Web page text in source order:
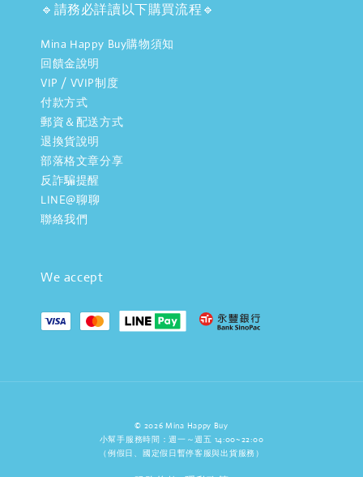
🔹請務必詳讀以下購買流程🔹
Mina Happy Buy購物須知
回饋金說明
VIP / VVIP制度
付款方式
郵資＆配送方式
退換貨說明
部落格文章分享
反詐騙提醒
LINE@聊聊
聯絡我們
We accept
© 2026 Mina Happy Buy
小幫手服務時間：週一～週五 14:00~22:00
（例假日、國定假日暫停客服與出貨服務）